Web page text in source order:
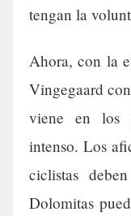
tengan la
Ahora, con la
Vingegaard
viene en los
intenso. Los
ciclistas
Dolomitas